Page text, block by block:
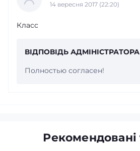
14 вересня 2017 (22:20)
Класс
ВІДПОВІДЬ АДМІНІСТРАТОРА
Полностью согласен!
Рекомендовані